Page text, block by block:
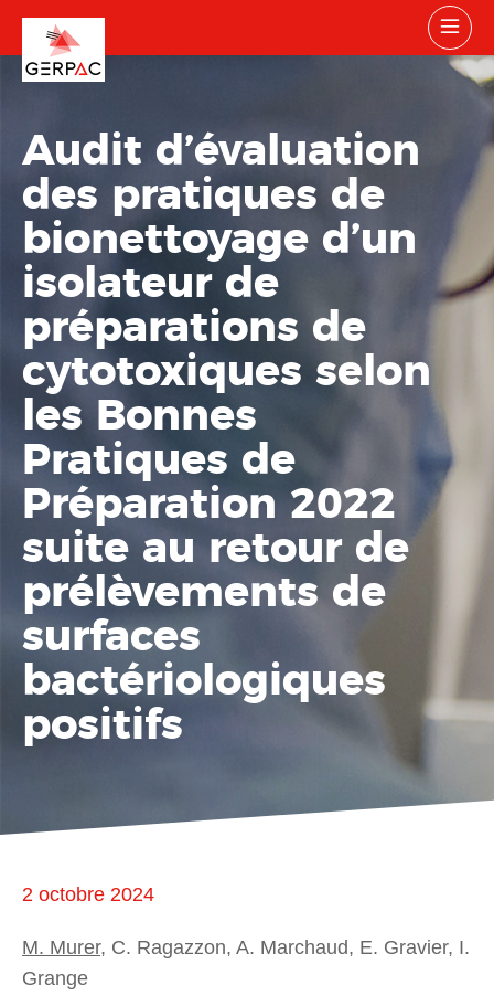
Audit d’évaluation
des pratiques de
bionettoyage d’un
isolateur de
préparations de
cytotoxiques selon
les Bonnes
Pratiques de
Préparation 2022
suite au retour de
prélèvements de
surfaces
bactériologiques
positifs
2 octobre 2024
M. Murer, C. Ragazzon, A. Marchaud, E. Gravier, I.
Grange